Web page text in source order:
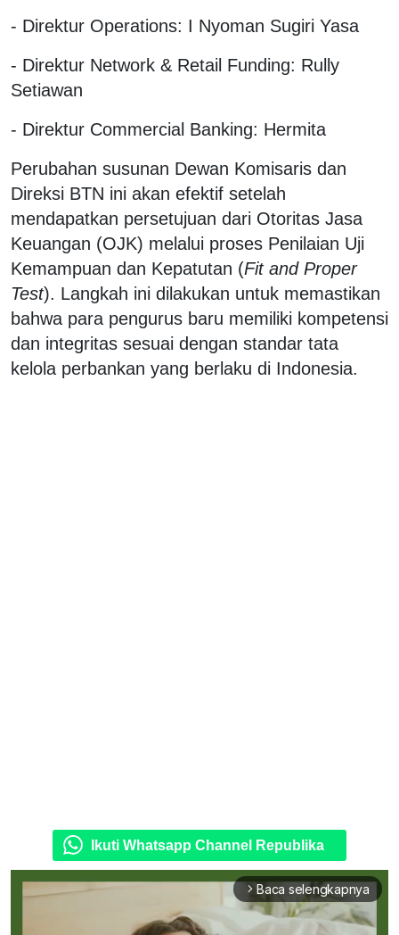
- Direktur Operations: I Nyoman Sugiri Yasa
- Direktur Network & Retail Funding: Rully
Setiawan
- Direktur Commercial Banking: Hermita
Perubahan susunan Dewan Komisaris dan
Direksi BTN ini akan efektif setelah
mendapatkan persetujuan dari Otoritas Jasa
Keuangan (OJK) melalui proses Penilaian Uji
Kemampuan dan Kepatutan (Fit and Proper
Test). Langkah ini dilakukan untuk memastikan
bahwa para pengurus baru memiliki kompetensi
dan integritas sesuai dengan standar tata
kelola perbankan yang berlaku di Indonesia.
Ikuti Whatsapp Channel Republika
arrow_forward_ios Baca selengkapnya